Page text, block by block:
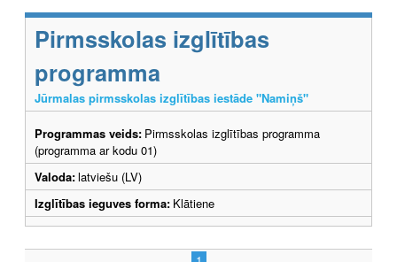
Pirmsskolas izglītības
programma
Jūrmalas pirmsskolas izglītības iestāde "Namiņš"
Programmas veids: Pirmsskolas izglītības programma
(programma ar kodu 01)
Valoda:latviešu (LV)
Izglītības ieguves forma: Klātiene